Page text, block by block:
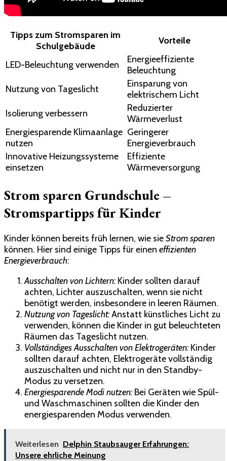
Tipps zum Stromsparen im
Schulgebäude
Vorteile
LED-Beleuchtung verwenden
Energieeffiziente
Beleuchtung
Nutzung von Tageslicht
Einsparung von
elektrischem Licht
Isolierung verbessern
Reduzierter
Wärmeverlust
Energiesparende Klimaanlage
nutzen
Geringerer
Energieverbrauch
Innovative Heizungssysteme
einsetzen
Effiziente
Wärmeversorgung
Strom sparen Grundschule –
Stromspartipps für Kinder
Kinder können bereits früh lernen, wie sieStrom sparen
können. Hier sind einige Tipps für einen effizienten
Energieverbrauch:
Ausschalten von Lichtern:Kinder sollten darauf
achten, Lichter auszuschalten, wenn sie nicht
benötigt werden, insbesondere in leeren Räumen.
Nutzung von Tageslicht:Anstatt künstliches Licht zu
verwenden, können die Kinder in gut beleuchteten
Räumen das Tageslicht nutzen.
Vollständiges Ausschalten von Elektrogeräten:Kinder
sollten darauf achten, Elektrogeräte vollständig
auszuschalten und nicht nur in den Standby-
Modus zu versetzen.
Energiesparende Modi nutzen:Bei Geräten wie Spül-
und Waschmaschinen sollten die Kinder den
energiesparenden Modus verwenden.
Weiterlesen Delphin Staubsauger Erfahrungen:
Unsere ehrliche Meinung